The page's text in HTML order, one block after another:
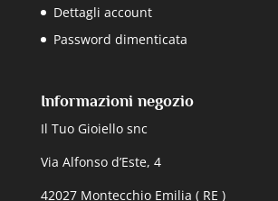
Dettagli account
Password dimenticata
Informazioni negozio
Il Tuo Gioiello snc
Via Alfonso d’Este, 4
42027 Montecchio Emilia ( RE )